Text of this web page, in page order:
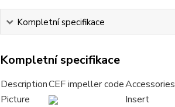
Kompletní specifikace
Kompletní specifikace
DescriptionCEF impeller codeAccessories
Picture
Insert